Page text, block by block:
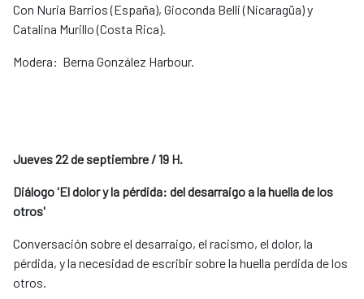
Con Nuria Barrios (España), Gioconda Belli (Nicaragüa) y
Catalina Murillo (Costa Rica).
Modera: Berna González Harbour.
Jueves 22 de septiembre / 19 H.
Diálogo 'El dolor y la pérdida: del desarraigo a la huella de los
otros'
Conversación sobre el desarraigo, el racismo, el dolor, la
pérdida, y la necesidad de escribir sobre la huella perdida de los
otros.